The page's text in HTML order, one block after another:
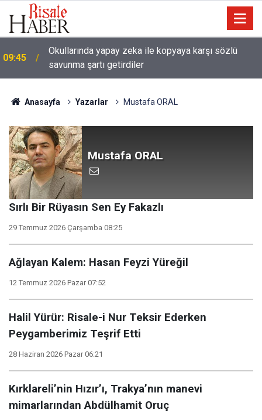
09:45
Okullarında yapay zeka ile kopyaya karşı sözlü
savunma şartı getirdiler
Anasayfa Yazarlar Mustafa ORAL
Mustafa ORAL
Sırlı Bir Rüyasın Sen Ey Fakazlı
29 Temmuz 2026 Çarşamba 08:25
Ağlayan Kalem: Hasan Feyzi Yüreğil
12 Temmuz 2026 Pazar 07:52
Halil Yürür: Risale-i Nur Teksir Ederken
Peygamberimiz Teşrif Etti
28 Haziran 2026 Pazar 06:21
Kırklareli’nin Hızır’ı, Trakya’nın manevi
mimarlarından Abdülhamit Oruç